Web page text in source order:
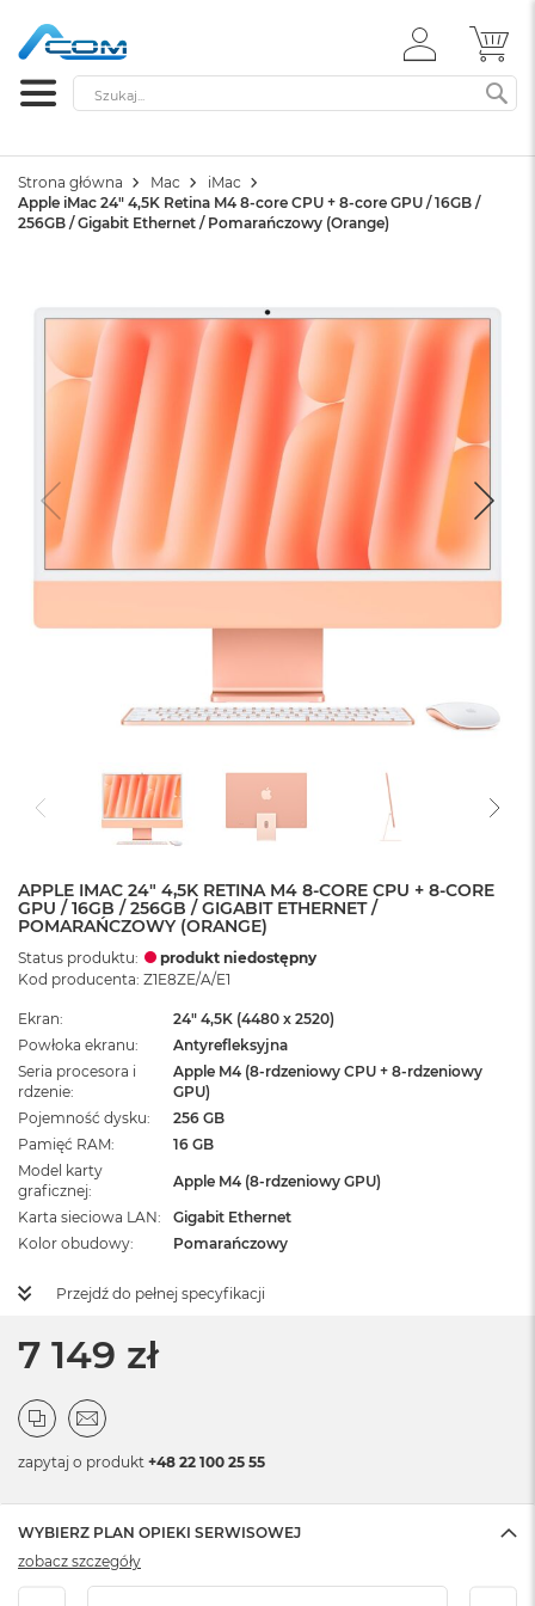
ZALOGUJ
SIĘ
Szukaj
Strona główna Mac
iMac
Apple iMac 24" 4,5K Retina M4 8-core CPU + 8-core GPU / 16GB /
256GB / Gigabit Ethernet / Pomarańczowy (Orange)
APPLE IMAC 24" 4,5K RETINA M4 8-CORE CPU + 8-CORE
GPU / 16GB / 256GB / GIGABIT ETHERNET /
POMARAŃCZOWY (ORANGE)
Status produktu:
produkt niedostępny
Kod producenta: Z1E8ZE/A/E1
Ekran
24" 4,5K (4480 x 2520)
Powłoka ekranu
Antyrefleksyjna
Seria procesora i
rdzenie
Apple M4 (8-rdzeniowy CPU + 8-rdzeniowy
GPU)
Pojemność dysku
256 GB
Pamięć RAM
16 GB
Model karty
graficznej
Apple M4 (8-rdzeniowy GPU)
Karta sieciowa LAN
Gigabit Ethernet
Kolor obudowy
Pomarańczowy
Przejdź do pełnej specyfikacji
7 149 zł
zapytaj o produkt +48 22 100 25 55
WYBIERZ PLAN OPIEKI SERWISOWEJ
zobacz szczegóły